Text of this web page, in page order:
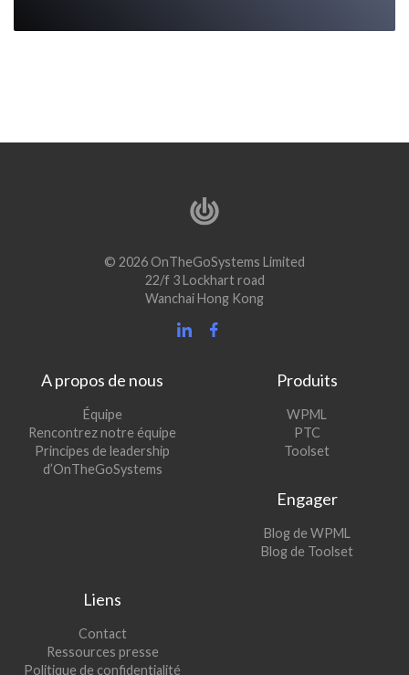
© 2026 OnTheGoSystems Limited
22/f 3 Lockhart road
Wanchai Hong Kong
A propos de nous
Équipe
Rencontrez notre équipe
Principes de leadership
d’OnTheGoSystems
Produits
WPML
une
PTC(s’ouvre
dans
fenêtre)
Toolset(s’ouvre
nouvelle
Engager
Blog de WPML
dans
Blog de Toolset(s’ouvre
Liens
Contact
Ressources presse
Politique de confidentialité